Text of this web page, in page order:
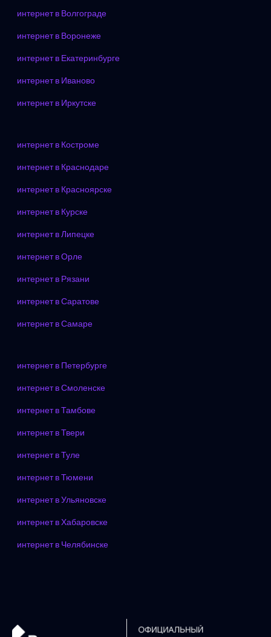
интернет в Волгограде
интернет в Воронеже
интернет в Екатеринбурге
интернет в Иваново
интернет в Иркутске
интернет в Костроме
интернет в Краснодаре
интернет в Красноярске
интернет в Курске
интернет в Липецке
интернет в Орле
интернет в Рязани
интернет в Саратове
интернет в Самаре
интернет в Петербурге
интернет в Смоленске
интернет в Тамбове
интернет в Твери
интернет в Туле
интернет в Тюмени
интернет в Ульяновске
интернет в Хабаровске
интернет в Челябинске